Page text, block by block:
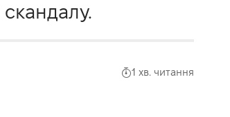
1 хв. читання